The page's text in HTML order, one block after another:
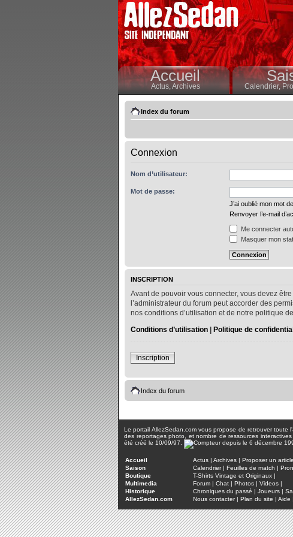
Accueil
Actus,Archives Calendrier,
Index du forum
Connexion
Nom d’utilisateur:
Mot de passe:
J’ai oublié mon mot
Renvoyer l’e-mail
Me connecter
Masquer mon
INSCRIPTION
Avant de pouvoir vous connecter, vous devez
l’administrateur du forum peut accorder des
nos conditions d’utilisation et de notre politique
Conditions d’utilisation | Politique de
Inscription
Index du forum
Le portail AllezSedan.com vous propose de retrouver
des reportages photo, et nombre de ressources
été créé le 10/09/97.
Accueil Actus | Archives | Proposer un article
Saison
Calendrier| Feuilles de match |
Boutique
T-Shirts Vintage et Originaux |
Multimedia
Forum | Chat | Photos | Videos |
Historique
Chroniques du passé | Joueurs |
AllezSedan.com
Nous contacter| Plan du site | Aide